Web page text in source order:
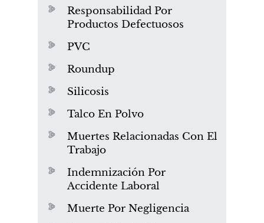
Responsabilidad Por
Productos Defectuosos
PVC
Roundup
Silicosis
Talco En Polvo
Muertes Relacionadas Con El
Trabajo
Indemnización Por
Accidente Laboral
Muerte Por Negligencia